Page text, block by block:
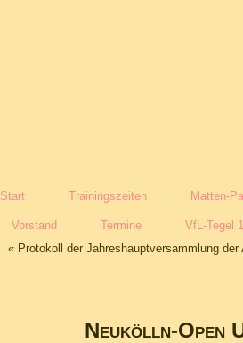
Start Trainingszeiten Matten-
Vorstand Termine
VfL-Tegel
« Protokoll der Jahreshauptversammlung der
Neukölln-Open